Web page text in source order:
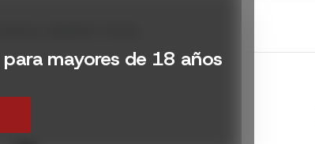
mayores de 18 años
CABERNET 750 ML